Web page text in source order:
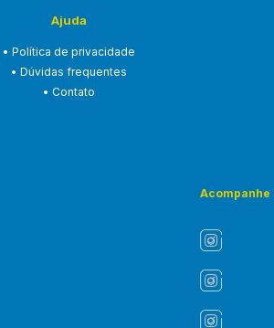
Ajuda
• Política de privacidade
• Dúvidas frequentes
• Contato
Acompanhe